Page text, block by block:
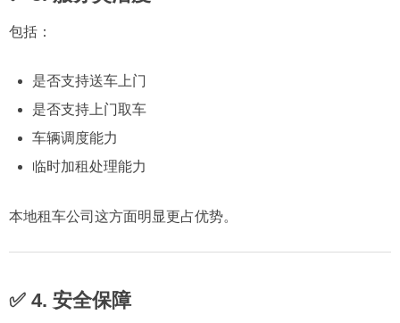
包括：
是否支持送车上门
是否支持上门取车
车辆调度能力
临时加租处理能力
本地租车公司这方面明显更占优势。
✅ 4. 安全保障